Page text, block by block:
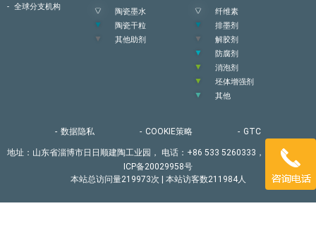
全球分支机构
陶瓷墨水
陶瓷干粒
其他助剂
纤维素
排墨剂
解胶剂
防腐剂
消泡剂
坯体增强剂
其他
数据隐私 COOKIE策略 GTC
地址：山东省淄博市日日顺建陶工业园， 电话：+86 533 5260333，
备案号：鲁
ICP备20029958号
本站总访问量219973次 本站访客数211984人